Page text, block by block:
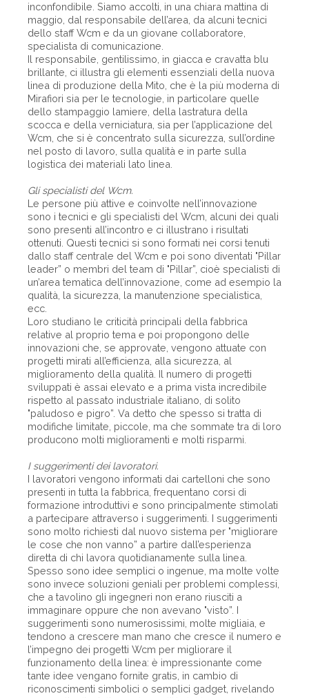
inconfondibile. Siamo accolti, in una chiara mattina di
maggio, dal responsabile dell’area, da alcuni tecnici
dello staff Wcm e da un giovane collaboratore,
specialista di comunicazione.
Il responsabile, gentilissimo, in giacca e cravatta blu
brillante, ci illustra gli elementi essenziali della nuova
linea di produzione della Mito, che è la più moderna di
Mirafiori sia per le tecnologie, in particolare quelle
dello stampaggio lamiere, della lastratura della
scocca e della verniciatura, sia per l’applicazione del
Wcm, che si è concentrato sulla sicurezza, sull’ordine
nel posto di lavoro, sulla qualità e in parte sulla
logistica dei materiali lato linea.
Gli specialisti del Wcm.
Le persone più attive e coinvolte nell’innovazione
sono i tecnici e gli specialisti del Wcm, alcuni dei quali
sono presenti all’incontro e ci illustrano i risultati
ottenuti. Questi tecnici si sono formati nei corsi tenuti
dallo staff centrale del Wcm e poi sono diventati "Pillar
leader” o membri del team di "Pillar”, cioè specialisti di
un’area tematica dell’innovazione, come ad esempio la
qualità, la sicurezza, la manutenzione specialistica,
ecc.
Loro studiano le criticità principali della fabbrica
relative al proprio tema e poi propongono delle
innovazioni che, se approvate, vengono attuate con
progetti mirati all’efficienza, alla sicurezza, al
miglioramento della qualità. Il numero di progetti
sviluppati è assai elevato e a prima vista incredibile
rispetto al passato industriale italiano, di solito
"paludoso e pigro”. Va detto che spesso si tratta di
modifiche limitate, piccole, ma che sommate tra di loro
producono molti miglioramenti e molti risparmi.
I suggerimenti dei lavoratori.
I lavoratori vengono informati dai cartelloni che sono
presenti in tutta la fabbrica, frequentano corsi di
formazione introduttivi e sono principalmente stimolati
a partecipare attraverso i suggerimenti. I suggerimenti
sono molto richiesti dal nuovo sistema per "migliorare
le cose che non vanno” a partire dall’esperienza
diretta di chi lavora quotidianamente sulla linea.
Spesso sono idee semplici o ingenue, ma molte volte
sono invece soluzioni geniali per problemi complessi,
che a tavolino gli ingegneri non erano riusciti a
immaginare oppure che non avevano "visto”. I
suggerimenti sono numerosissimi, molte migliaia, e
tendono a crescere man mano che cresce il numero e
l’impegno dei progetti Wcm per migliorare il
funzionamento della linea: è impressionante come
tante idee vengano fornite gratis, in cambio di
riconoscimenti simbolici o semplici gadget, rivelando